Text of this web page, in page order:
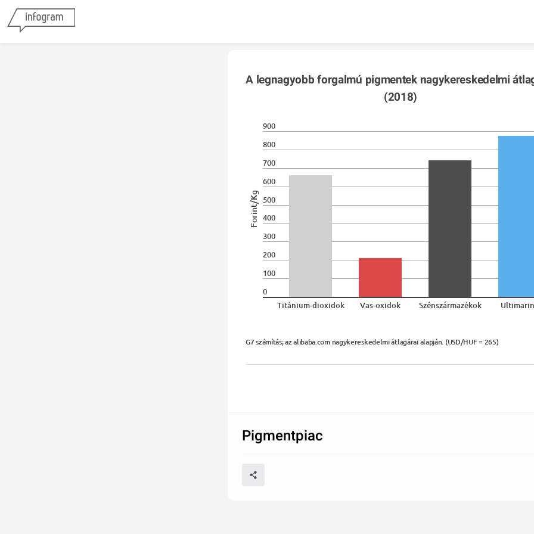
A legnagyobb forgalmú pigmentek nagykereskedelmi
(2018)
900
800
700
600
500
400
300
200
100
0
Titánium-dioxidok
Vas-oxidok Szénszármazékok
Forint/Kg
G7 számítás; az alibaba.com nagykereskedelmi átlagárai alapján. (USD/HUF = 265)
Pigmentpiac